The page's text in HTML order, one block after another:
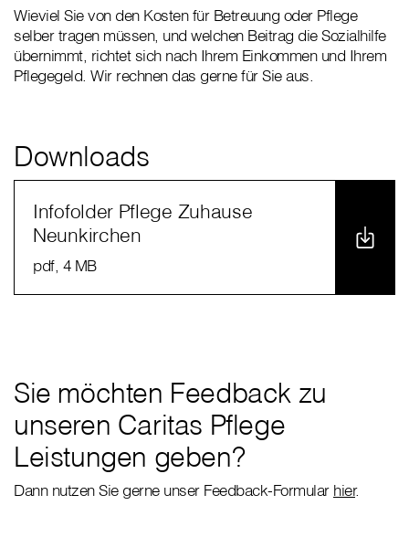
Wieviel Sie von den Kosten für Betreuung oder Pflege
selber tragen müssen, und welchen Beitrag die Sozialhilfe
übernimmt, richtet sich nach Ihrem Einkommen und Ihrem
Pflegegeld. Wir rechnen das gerne für Sie aus.
Downloads
Infofolder Pflege Zuhause
Neunkirchen
pdf, 4 MB
Sie möchten Feedback zu
unseren Caritas Pflege
Leistungen geben?
Dann nutzen Sie gerne unser Feedback-Formular hier.